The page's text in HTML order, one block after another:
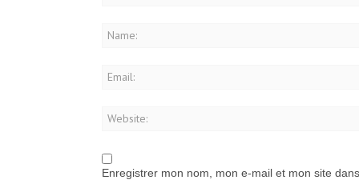
Enregistrer mon nom, mon e-mail et mon site